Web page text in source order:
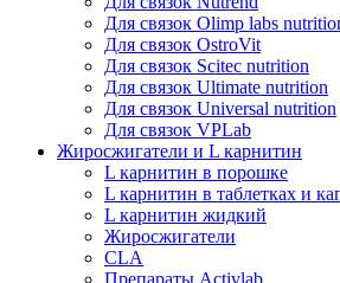
Для связок Olimp labs
Для связок OstroVit
Для связок Scitec nutrition
Для связок Ultimate nutrition
Для связок Universal nutrition
Для связок VPLab
Жиросжигатели и L карнитин
L карнитин в порошке
L карнитин в таблетках и
L карнитин жидкий
Жиросжигатели
CLA
Препараты Activlab